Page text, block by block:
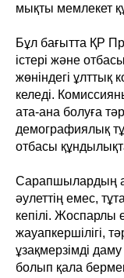
мықты мемлекет
Бұл бағытта ҚР
істері және
жөніндегі ұлттық
келеді.
ата-ана болуға
демографиялық
отбасы
Сарапшылардың
әулеттің емес,
кепілі. Жоспарлы
жауапкершілігі,
ұзақмерзімді
болып қала